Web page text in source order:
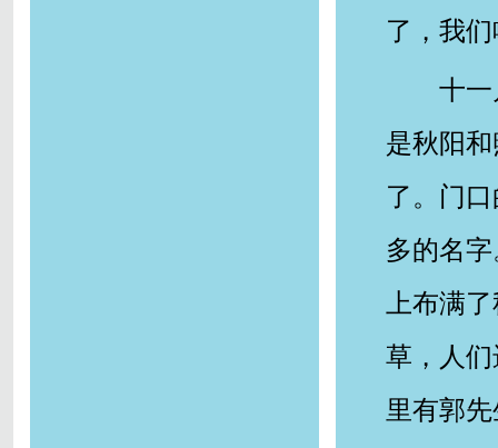
了，我
十
是秋阳
了。门
多的名
上布满
草，人
里有郭